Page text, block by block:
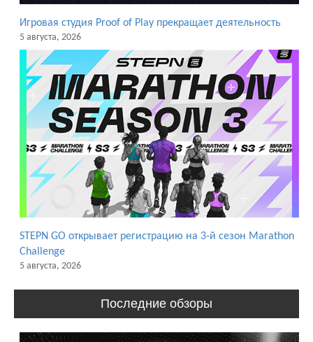
Игровая студия Proof of Play прекращает деятельность
5 августа, 2026
STEPN GO открывает регистрацию на 3-й сезон Marathon
Challenge
5 августа, 2026
Последние обзоры